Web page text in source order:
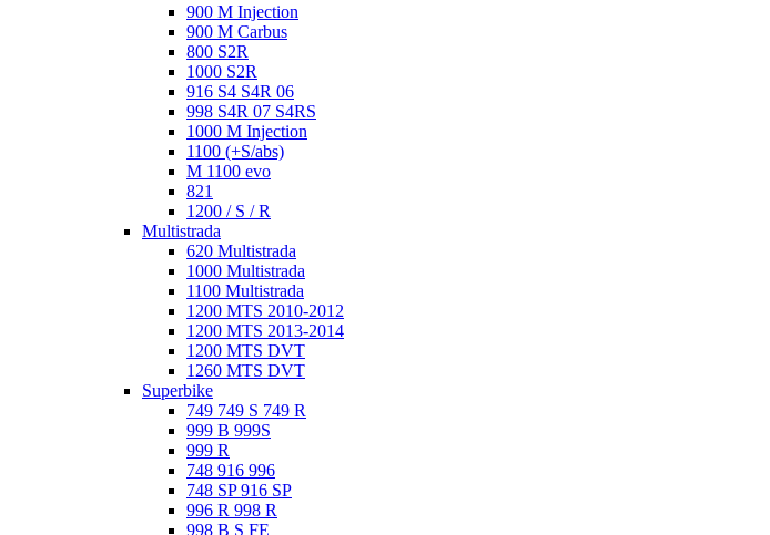
900 M Injection
900 M Carbus
800 S2R
1000 S2R
916 S4 S4R 06
998 S4R 07 S4RS
1000 M Injection
1100 (+S/abs)
M 1100 evo
821
1200 / S / R
Multistrada
620 Multistrada
1000 Multistrada
1100 Multistrada
1200 MTS 2010-2012
1200 MTS 2013-2014
1200 MTS DVT
1260 MTS DVT
Superbike
749 749 S 749 R
999 B 999S
999 R
748 916 996
748 SP 916 SP
996 R 998 R
998 B S FE